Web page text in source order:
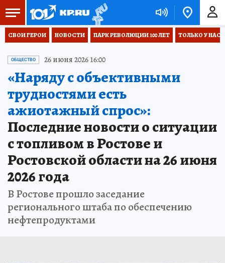
СВОИ ГЕРОИ НОВОСТИ ПАРК РЕВОЛЮЦИИ 100 ЛЕТ ТОЛЬКО У НАС
ОБЩЕСТВО 26 июня 2026 16:00
«Наряду с объективными
трудностями есть
ажиотажный спрос»:
Последние новости о ситуации
с топливом в Ростове и
Ростовской области на 26 июня
2026 года
В Ростове прошло заседание
регионального штаба по обеспечению
нефтепродуктами